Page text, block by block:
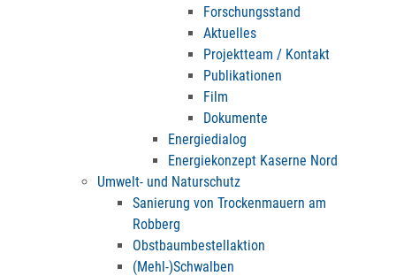
Forschungsstand
Aktuelles
Projektteam / Kontakt
Publikationen
Film
Dokumente
Energiedialog
Energiekonzept Kaserne Nord
Umwelt- und Naturschutz
Sanierung von Trockenmauern am
Robberg
Obstbaumbestellaktion
(Mehl-)Schwalben